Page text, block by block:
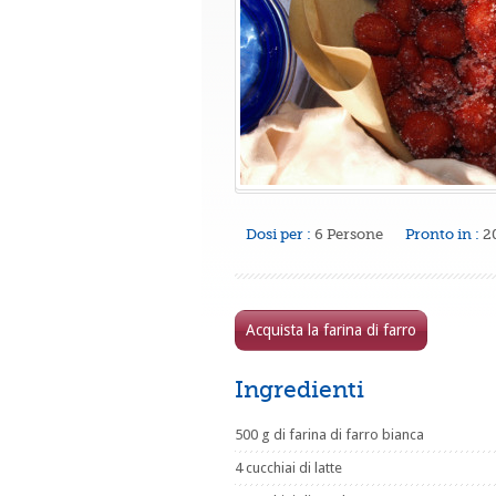
Dosi per : 6 Persone Pronto in :
Acquista la farina di farro
Ingredienti
500 g di farina di farro bianca
4 cucchiai di latte